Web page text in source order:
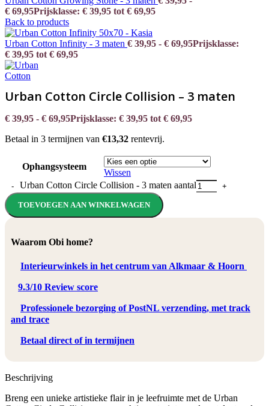
€ 69,95Prijsklasse: € 39,95 tot € 69,95
Back to products
Urban Cotton Infinity - 3 maten € 39,95 - € 69,95Prijsklasse:
€ 39,95 tot € 69,95
Urban Cotton Circle Collision – 3 maten
€ 39,95 - € 69,95Prijsklasse: € 39,95 tot € 69,95
Betaal in 3 termijnen van €13,32 rentevrij.
Ophangsysteem
Wissen
Urban Cotton Circle Collision - 3 maten aantal
TOEVOEGEN AAN WINKELWAGEN
Waarom Obi home?
Interieurwinkels in het centrum van Alkmaar & Hoorn
9.3/10 Review score
Professionele bezorging of PostNL verzending, met track
and trace
Betaal direct of in termijnen
Beschrijving
Breng een unieke artistieke flair in je leefruimte met de Urban